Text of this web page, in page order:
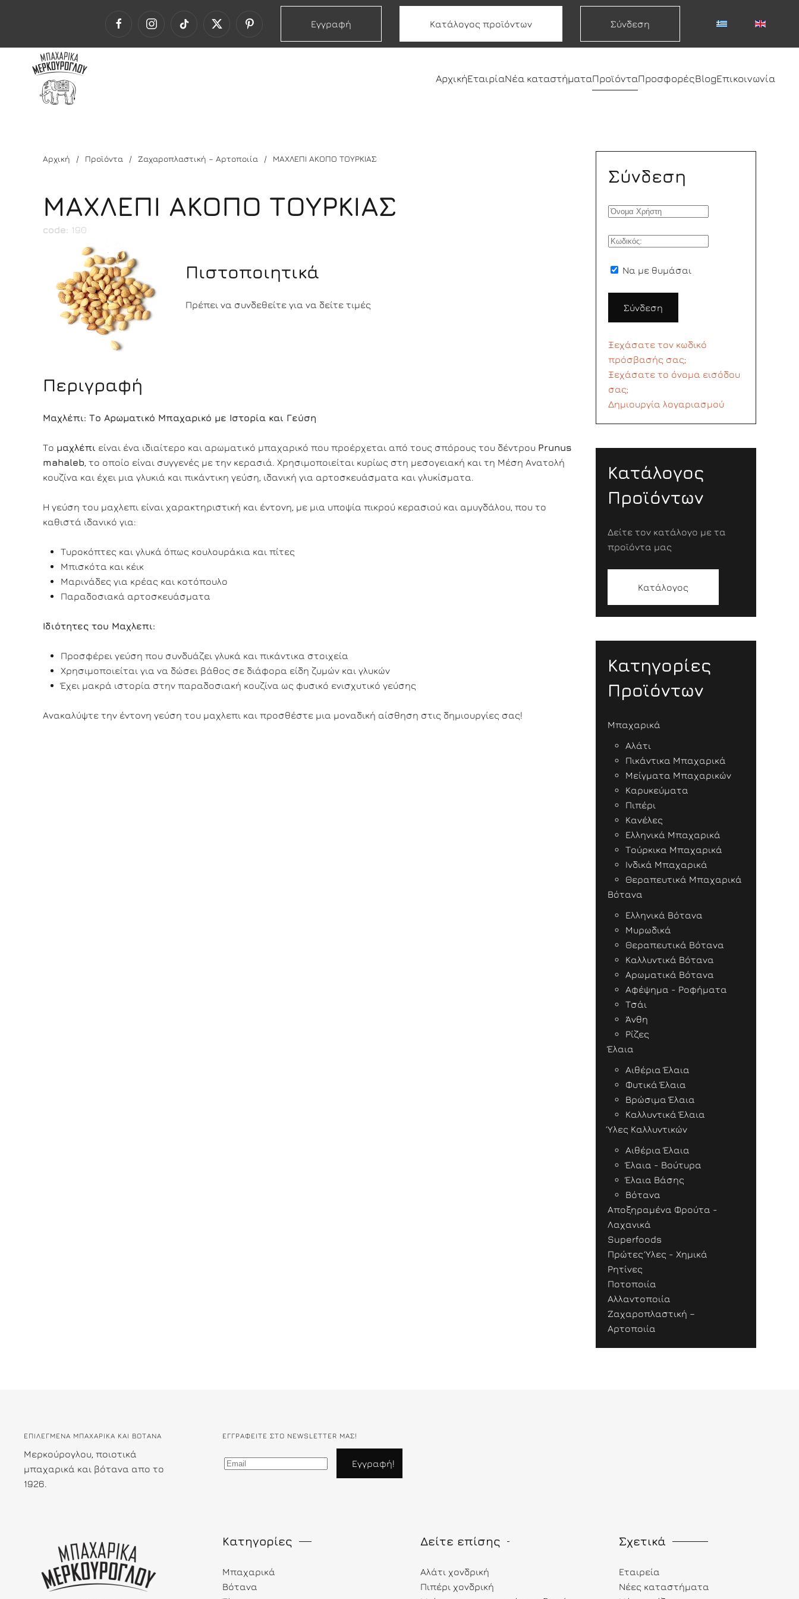
Εγγραφή Κατάλογος προϊόντων Σύνδεση
ΑρχικήΕταιρίαΝέα καταστήματαΠροϊόνταΠροσφορέςBlogΕπικοινωνία
Αρχική Προϊόντα Ζαχαροπλαστική – Αρτοποιία ΜΑΧΛΕΠΙ ΑΚΟΠΟ ΤΟΥΡΚΙΑΣ
ΜΑΧΛΕΠΙ ΑΚΟΠΟ ΤΟΥΡΚΙΑΣ
code: 190
Πιστοποιητικά
Πρέπει να συνδεθείτε για να δείτε τιμές
Περιγραφή
Μαχλέπι: Το Αρωματικό Μπαχαρικό με Ιστορία και Γεύση
Το μαχλέπι είναι ένα ιδιαίτερο και αρωματικό μπαχαρικό που προέρχεται από τους σπόρους του δέντρου Prunus
mahaleb, το οποίο είναι συγγενές με την κερασιά. Χρησιμοποιείται κυρίως στη μεσογειακή και τη Μέση Ανατολή
κουζίνα και έχει μια γλυκιά και πικάντικη γεύση, ιδανική για αρτοσκευάσματα και γλυκίσματα.
Η γεύση του μαχλεπι είναι χαρακτηριστική και έντονη, με μια υποψία πικρού κερασιού και αμυγδάλου, που το
καθιστά ιδανικό για:
Τυροκόπτες και γλυκά όπως κουλουράκια και πίτες
Μπισκότα και κέικ
Μαρινάδες για κρέας και κοτόπουλο
Παραδοσιακά αρτοσκευάσματα
Ιδιότητες του Μαχλεπι:
Προσφέρει γεύση που συνδυάζει γλυκά και πικάντικα στοιχεία
Χρησιμοποιείται για να δώσει βάθος σε διάφορα είδη ζυμών και γλυκών
Έχει μακρά ιστορία στην παραδοσιακή κουζίνα ως φυσικό ενισχυτικό γεύσης
Ανακαλύψτε την έντονη γεύση του μαχλεπι και προσθέστε μια μοναδική αίσθηση στις δημιουργίες σας!
Σύνδεση
Να με θυμάσαι
Σύνδεση
Ξεχάσατε τον κωδικό
πρόσβασής σας;
Ξεχάσατε το όνομα εισόδου
σας;
Δημιουργία λογαριασμού
Κατάλογος
Προϊόντων
Δείτε τον κατάλογο με τα
προϊόντα μας
Κατάλογος
Κατηγορίες
Προϊόντων
Μπαχαρικά
Αλάτι
Πικάντικα Μπαχαρικά
Μείγματα Μπαχαρικών
Καρυκεύματα
Πιπέρι
Κανέλες
Ελληνικά Μπαχαρικά
Τούρκικα Μπαχαρικά
Ινδικά Μπαχαρικά
Θεραπευτικά Μπαχαρικά
Βότανα
Ελληνικά Βότανα
Μυρωδικά
Θεραπευτικά Βότανα
Καλλυντικά Βότανα
Αρωματικά Βότανα
Αφέψημα - Ροφήματα
Τσάι
Άνθη
Ρίζες
Έλαια
Αιθέρια Έλαια
Φυτικά Έλαια
Βρώσιμα Έλαια
Καλλυντικά Έλαια
Ύλες Καλλυντικών
Αιθέρια Έλαια
Έλαια - Βούτυρα
Έλαια Βάσης
Βότανα
Αποξηραμένα Φρούτα -
Λαχανικά
Superfoods
Πρώτες Ύλες - Χημικά
Ρητίνες
Ποτοποιία
Αλλαντοποιία
Ζαχαροπλαστική –
Αρτοποιία
ΕΠΙΛΕΓΜΕΝΑ ΜΠΑΧΑΡΙΚΑ ΚΑΙ ΒΟΤΑΝΑ
Μερκούρογλου, ποιοτικά
μπαχαρικά και βότανα απο το
1926.
ΕΓΓΡΑΦΕΊΤΕ ΣΤΟ NEWSLETTER ΜΑΣ!
Κατηγορίες
Μπαχαρικά
Βότανα
Δείτε επίσης
Αλάτι χονδρική
Πιπέρι χονδρική
Σχετικά
Εταιρεία
Νέες καταστήματα